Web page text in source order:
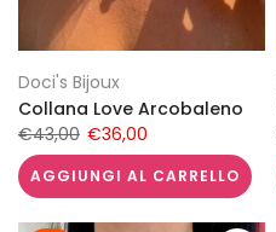
Doci's Bijoux
Collana Love Arcobaleno
€43,00 €36,00
AGGIUNGI AL CARRELLO